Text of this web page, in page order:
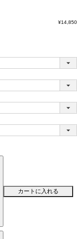
¥14,850
カートに入れる